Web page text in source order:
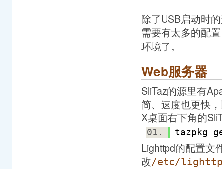
除了USB启动时
需要有太多的配
环境了。
Web服务器
SliTaz的源里有
简、速度也更快
X桌面右下角的
tazpkg
Lighttpd的配置文
改/etc/